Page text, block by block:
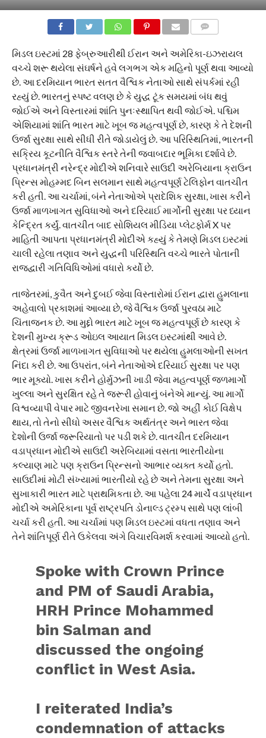
મિડલ ઇસ્ટમાં 28 ફેબ્રુઆરીથી ઈરાન અને અમેરિકા-ઇઝરાયલ
વચ્ચે શરૂ થયેલા સંઘર્ષને હવે લગભગ એક મહિનો પૂર્ણ થવા આવ્યો
છે. આ દરમિયાન ભારત સતત વૈશ્વિક નેતાઓ સાથે સંપર્કમાં રહી
રહ્યું છે. ભારતનું સ્પષ્ટ વલણ છે કે યુદ્ધ ટૂંક સમયમાં બંધ થવું
જોઈએ અને વિસ્તારમાં શાંતિ પુનઃસ્થાપિત થવી જોઈએ. પશ્ચિમ
એશિયામાં શાંતિ ભારત માટે ખૂબ જ મહત્વપૂર્ણ છે, કારણ કે તે દેશની
ઉર્જા સુરક્ષા સાથે સીધી રીતે જોડાયેલું છે. આ પરિસ્થિતિમાં, ભારતની
સક્રિય કૂટનીતિ વૈશ્વિક સ્તરે તેની જવાબદાર ભૂમિકા દર્શાવે છે.
પ્રધાનમંત્રી નરેન્દ્ર મોદીએ શનિવારે સાઉદી અરેબિયાના ક્રાઉન
પ્રિન્સ મોહમ્મદ બિન સલમાન સાથે મહત્વપૂર્ણ ટેલિફોન વાતચીત
કરી હતી. આ ચર્ચામાં, બંને નેતાઓએ પ્રાદેશિક સુરક્ષા, ખાસ કરીને
ઉર્જા માળખાગત સુવિધાઓ અને દરિયાઈ માર્ગોની સુરક્ષા પર ધ્યાન
કેન્દ્રિત કર્યું. વાતચીત બાદ સોશિયલ મીડિયા પ્લેટફોર્મ X પર
માહિતી આપતા પ્રધાનમંત્રી મોદીએ કહ્યું કે તેમણે મિડલ ઇસ્ટમાં
ચાલી રહેલા તણાવ અને યુદ્ધની પરિસ્થિતિ વચ્ચે ભારતે પોતાની
રાજદ્વારી ગતિવિધિઓમાં વધારો કર્યો છે.
તાજેતરમાં, કુવૈત અને દુબઈ જેવા વિસ્તારોમાં ઈરાન દ્વારા હુમલાના
અહેવાલો પ્રકાશમાં આવ્યા છે, જે વૈશ્વિક ઉર્જા પુરવઠા માટે
ચિંતાજનક છે. આ મુદ્દો ભારત માટે ખૂબ જ મહત્વપૂર્ણ છે કારણ કે
દેશની મુખ્ય ક્રૂડ ઓઇલ આયાત મિડલ ઇસ્ટમાંથી આવે છે.
ક્ષેત્રમાં ઉર્જા માળખાગત સુવિધાઓ પર થયેલા હુમલાઓની સખત
નિંદા કરી છે. આ ઉપરાંત, બંને નેતાઓએ દરિયાઈ સુરક્ષા પર પણ
ભાર મૂક્યો. ખાસ કરીને હોર્મુઝની ખાડી જેવા મહત્વપૂર્ણ જળમાર્ગો
ખુલ્લા અને સુરક્ષિત રહે તે જરૂરી હોવાનું બંનેએ માન્યું. આ માર્ગો
વિશ્વવ્યાપી વેપાર માટે જીવનરેખા સમાન છે. જો અહીં કોઈ વિક્ષેપ
થાય, તો તેનો સીધો અસર વૈશ્વિક અર્થતંત્ર અને ભારત જેવા
દેશોની ઉર્જા જરૂરિયાતો પર પડી શકે છે. વાતચીત દરમિયાન
વડાપ્રધાન મોદીએ સાઉદી અરેબિયામાં વસતા ભારતીયોના
કલ્યાણ માટે પણ ક્રાઉન પ્રિન્સનો આભાર વ્યક્ત કર્યો હતો.
સાઉદીમાં મોટી સંખ્યામાં ભારતીયો રહે છે અને તેમના સુરક્ષા અને
સુખાકારી ભારત માટે પ્રાથમિકતા છે. આ પહેલા 24 માર્ચે વડાપ્રધાન
મોદીએ અમેરિકાના પૂર્વ રાષ્ટ્રપતિ ડોનાલ્ડ ટ્રમ્પ સાથે પણ લાંબી
ચર્ચા કરી હતી. આ ચર્ચામાં પણ મિડલ ઇસ્ટમાં વધતા તણાવ અને
તેને શાંતિપૂર્ણ રીતે ઉકેલવા અંગે વિચારવિમર્શ કરવામાં આવ્યો હતો.
Spoke with Crown Prince
and PM of Saudi Arabia,
HRH Prince Mohammed
bin Salman and
discussed the ongoing
conflict in West Asia.
I reiterated India’s
condemnation of attacks